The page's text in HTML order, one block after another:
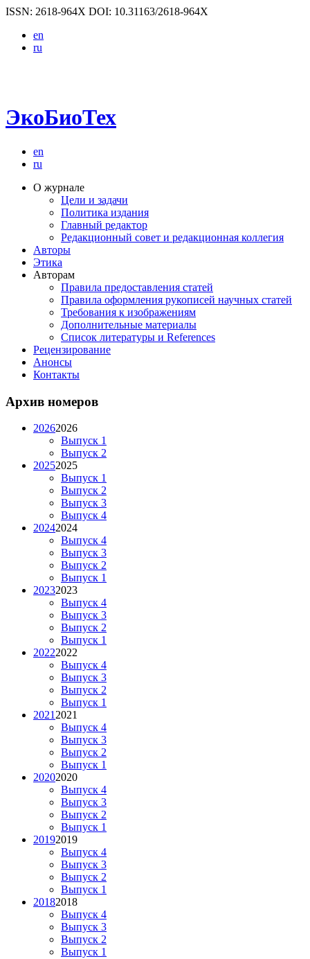
ISSN: 2618-964X DOI: 10.31163/2618-964X
en
ru
ЭкоБиоТех
en
ru
О журнале
Цели и задачи
Политика издания
Главный редактор
Редакционный совет и редакционная коллегия
Авторы
Этика
Авторам
Правила предоставления статей
Правила оформления рукописей научных статей
Требования к изображениям
Дополнительные материалы
Список литературы и References
Рецензирование
Анонсы
Контакты
Архив номеров
20262026
Выпуск 1
Выпуск 2
20252025
Выпуск 1
Выпуск 2
Выпуск 3
Выпуск 4
20242024
Выпуск 4
Выпуск 3
Выпуск 2
Выпуск 1
20232023
Выпуск 4
Выпуск 3
Выпуск 2
Выпуск 1
20222022
Выпуск 4
Выпуск 3
Выпуск 2
Выпуск 1
2021 2021
Выпуск 4
Выпуск 3
Выпуск 2
Выпуск 1
20202020
Выпуск 4
Выпуск 3
Выпуск 2
Выпуск 1
20192019
Выпуск 4
Выпуск 3
Выпуск 2
Выпуск 1
20182018
Выпуск 4
Выпуск 3
Выпуск 2
Выпуск 1